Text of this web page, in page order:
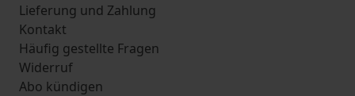
Lieferung und Zahlung
Kontakt
Häufig gestellte Fragen
Widerruf
Abo kündigen